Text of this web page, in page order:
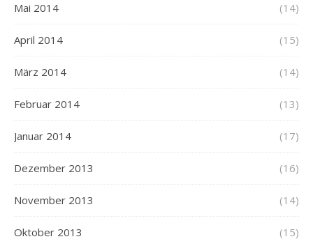
Mai 2014 (14)
April 2014 (15)
März 2014 (14)
Februar 2014 (13)
Januar 2014 (17)
Dezember 2013 (16)
November 2013 (14)
Oktober 2013 (15)